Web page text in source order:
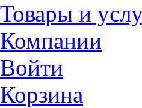
Товары и
Компании
Войти
Корзина